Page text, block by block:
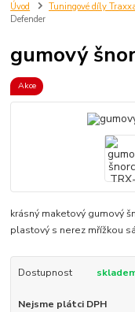
Úvod Tuningové díly
Defender
gumový
Akce
krásný maketový gumový
plastový s nerez mřížkou
Dostupnost
Nejsme plátci DPH